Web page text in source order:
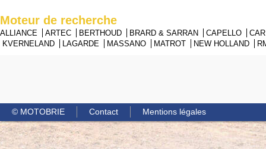
Moteur de recherche
ALLIANCE ARTEC BERTHOUD BRARD & SARRAN CAPELLO
KVERNELAND
LAGARDE MASSANO MATROT NEW HOLLAND
© MOTOBRIE Contact Mentions légales